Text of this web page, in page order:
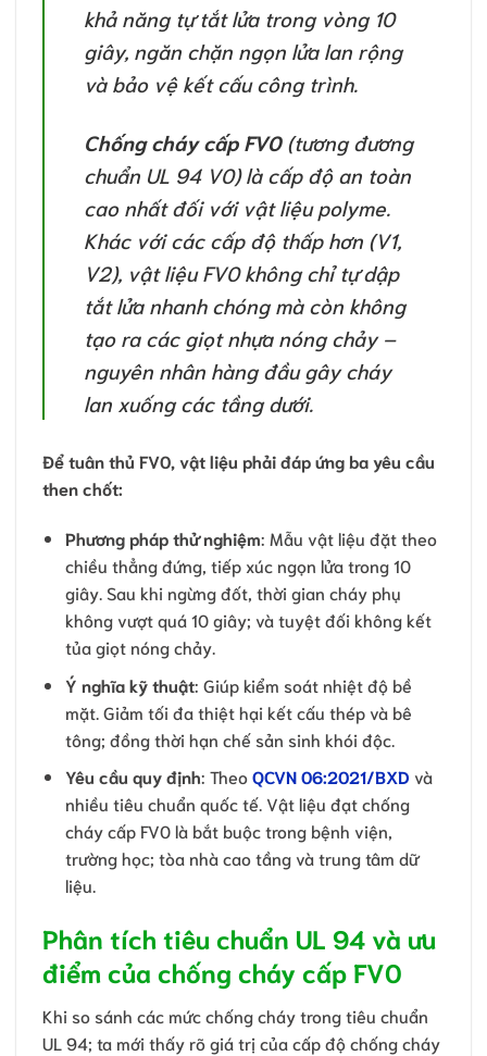
khả năng tự tắt lửa trong vòng 10
giây, ngăn chặn ngọn lửa lan rộng
và bảo vệ kết cấu công trình.
Chống cháy cấp FV0(tương đương
chuẩn UL 94 V0) là cấp độ an toàn
cao nhất đối với vật liệu polyme.
Khác với các cấp độ thấp hơn (V1,
V2), vật liệu FV0 không chỉ tự dập
tắt lửa nhanh chóng mà còn không
tạo ra các giọt nhựa nóng chảy –
nguyên nhân hàng đầu gây cháy
lan xuống các tầng dưới.
Để tuân thủ FV0, vật liệu phải đáp ứng ba yêu cầu
then chốt:
Phương pháp thử nghiệm: Mẫu vật liệu đặt theo
chiều thẳng đứng, tiếp xúc ngọn lửa trong 10
giây. Sau khi ngừng đốt, thời gian cháy phụ
không vượt quá 10 giây; và tuyệt đối không kết
tủa giọt nóng chảy.
Ý nghĩa kỹ thuật: Giúp kiểm soát nhiệt độ bề
mặt. Giảm tối đa thiệt hại kết cấu thép và bê
tông; đồng thời hạn chế sản sinh khói độc.
Yêu cầu quy định: TheoQCVN 06:2021/BXD và
nhiều tiêu chuẩn quốc tế. Vật liệu đạt chống
cháy cấp FV0 là bắt buộc trong bệnh viện,
trường học; tòa nhà cao tầng và trung tâm dữ
liệu.
Phân tích tiêu chuẩn UL 94 và ưu
điểm của chống cháy cấp FV0
Khi so sánh các mức chống cháy trong tiêu chuẩn
UL 94; ta mới thấy rõ giá trị của cấp độ chống cháy